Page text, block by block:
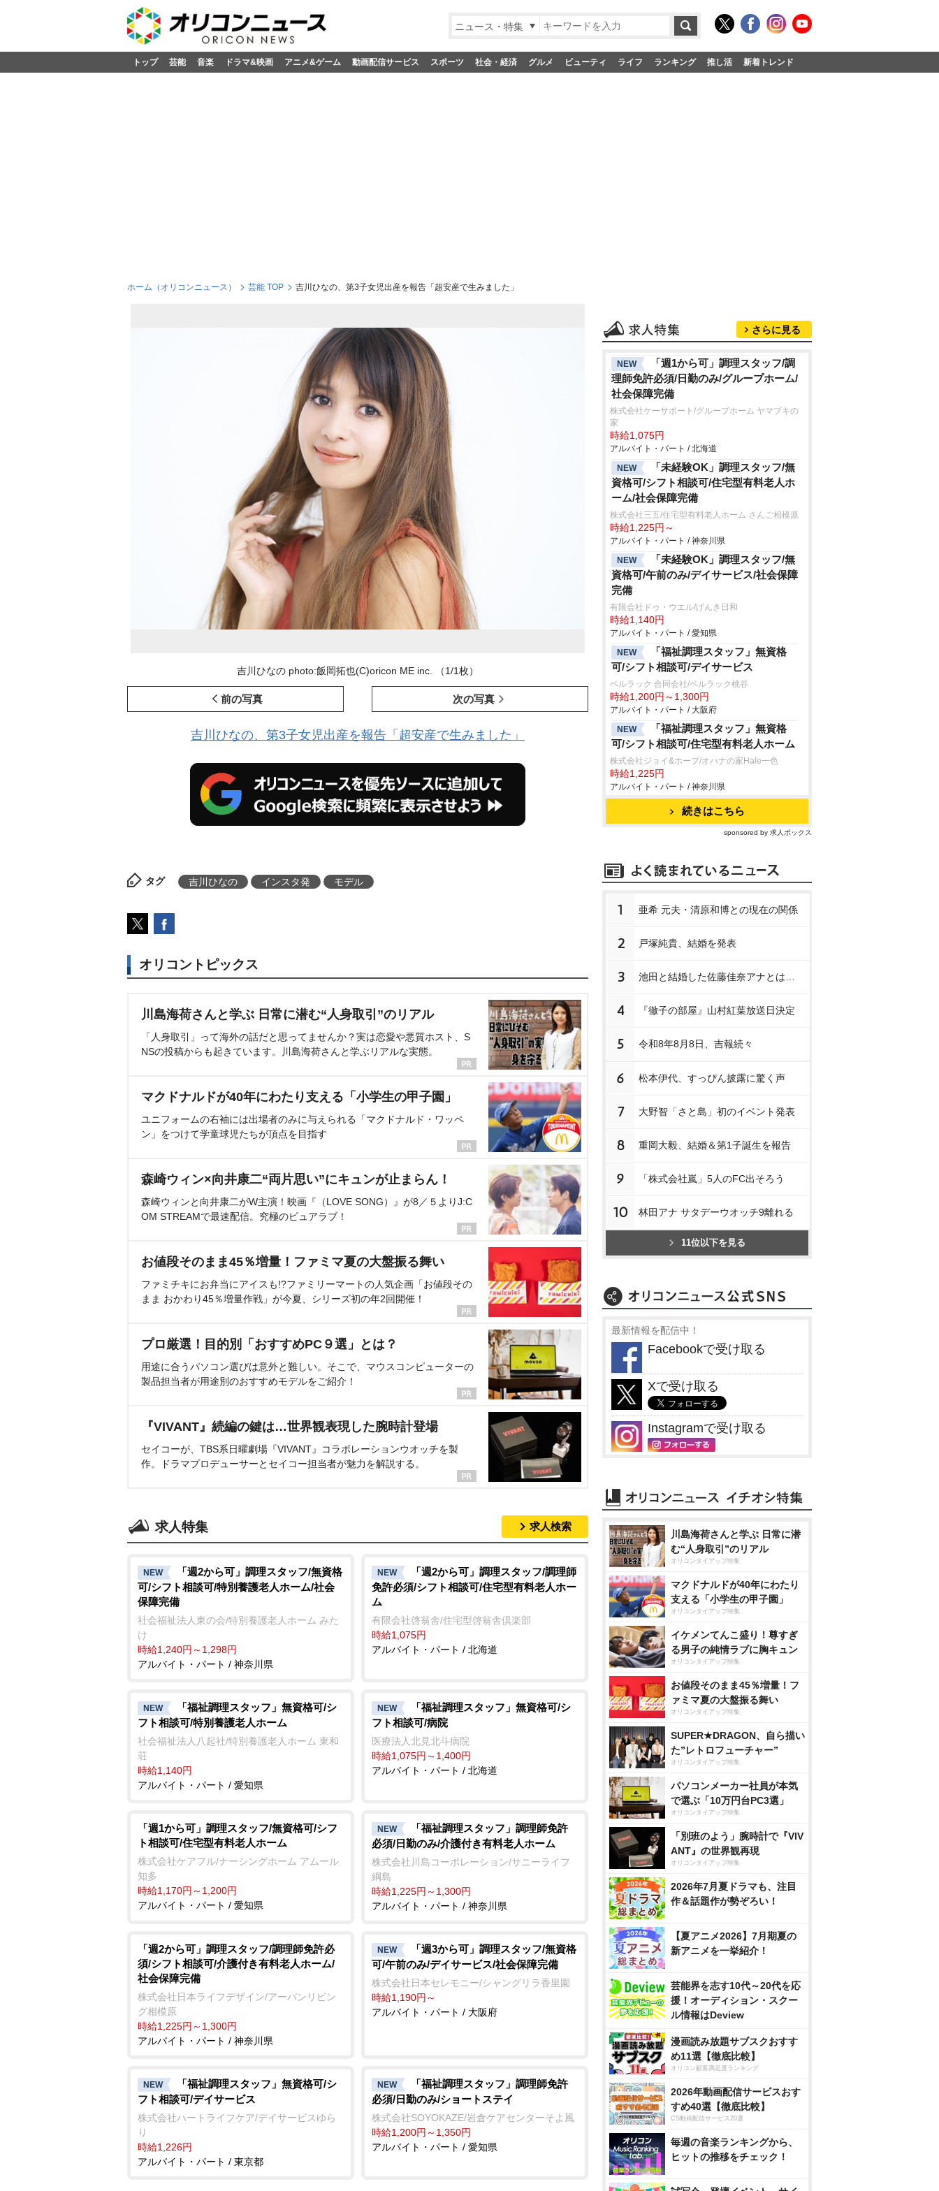
ニュース・特集
トップ 芸能 音楽 ドラマ&映画 アニメ&ゲーム 動画配信サービス スポーツ 社会・経済 グルメ ビューティ ライフ ランキング 推し活 新着トレンド
ホーム（オリコンニュース） 芸能 TOP 吉川ひなの、第3子女児出産を報告「超安産で生みました」
吉川ひなの photo:飯岡拓也(C)oricon ME inc. （1/1枚）
前の写真 次の写真
吉川ひなの、第3子女児出産を報告「超安産で生みました」
タグ 吉川ひなの インスタ発 モデル
オリコントピックス
川島海荷さんと学ぶ 日常に潜む“人身取引”のリアル
「人身取引」って海外の話だと思ってませんか？実は恋愛や悪質ホスト、S
NSの投稿からも起きています。川島海荷さんと学ぶリアルな実態。
マクドナルドが40年にわたり支える「小学生の甲子園」
ユニフォームの右袖には出場者のみに与えられる「マクドナルド・ワッペ
ン」をつけて学童球児たちが頂点を目指す
森崎ウィン×向井康二“両片思い”にキュンが止まらん！
森崎ウィンと向井康二がW主演！映画『（LOVE SONG）』が8／５よりJ:C
OM STREAMで最速配信。究極のピュアラブ！
お値段そのまま45％増量！ファミマ夏の大盤振る舞い
ファミチキにお弁当にアイスも!?ファミリーマートの人気企画「お値段その
まま おかわり45％増量作戦」が今夏、シリーズ初の年2回開催！
プロ厳選！目的別「おすすめPC９選」とは？
用途に合うパソコン選びは意外と難しい。そこで、マウスコンピューターの
製品担当者が用途別のおすすめモデルをご紹介！
『VIVANT』続編の鍵は…世界観表現した腕時計登場
セイコーが、TBS系日曜劇場『VIVANT』コラボレーションウオッチを製
作。ドラマプロデューサーとセイコー担当者が魅力を解説する。
求人特集 求人検索
NEW
「週2から可」調理スタッフ/無資格
可/シフト相談可/特別養護老人ホーム/社会
保障完備
社会福祉法人東の会/特別養護老人ホーム みた
け
時給1,240円～1,298円
アルバイト・パート / 神奈川県
NEW
「週2から可」調理スタッフ/調理師
免許必須/シフト相談可/住宅型有料老人ホー
ム
有限会社啓翁舎/住宅型啓翁舎倶楽部
時給1,075円
アルバイト・パート / 北海道
NEW
「福祉調理スタッフ」無資格可/シ
フト相談可/特別養護老人ホーム
社会福祉法人八起社/特別養護老人ホーム 東和
荘
時給1,140円
アルバイト・パート / 愛知県
NEW
「福祉調理スタッフ」無資格可/シ
フト相談可/病院
医療法人北見北斗病院
時給1,075円～1,400円
アルバイト・パート / 北海道
「週1から可」調理スタッフ/無資格可/シフ
ト相談可/住宅型有料老人ホーム
株式会社ケアフル/ナーシングホーム アムール
知多
時給1,170円～1,200円
アルバイト・パート / 愛知県
NEW
「福祉調理スタッフ」調理師免許
必須/日勤のみ/介護付き有料老人ホーム
株式会社川島コーポレーション/サニーライフ
綱島
時給1,225円～1,300円
アルバイト・パート / 神奈川県
「週2から可」調理スタッフ/調理師免許必
須/シフト相談可/介護付き有料老人ホーム/
社会保障完備
株式会社日本ライフデザイン/アーバンリビン
グ相模原
時給1,225円～1,300円
アルバイト・パート / 神奈川県
NEW
「週3から可」調理スタッフ/無資格
可/午前のみ/デイサービス/社会保障完備
株式会社日本セレモニー/シャングリラ香里園
時給1,190円～
アルバイト・パート / 大阪府
NEW
「福祉調理スタッフ」無資格可/シ
フト相談可/デイサービス
株式会社ハートライフケア/デイサービスゆら
り
時給1,226円
アルバイト・パート / 東京都
NEW
「福祉調理スタッフ」調理師免許
必須/日勤のみ/ショートステイ
株式会社SOYOKAZE/岩倉ケアセンターそよ風
時給1,200円～1,350円
アルバイト・パート / 愛知県
さらに見る
NEW
「週1から可」調理スタッフ/調
理師免許必須/日勤のみ/グループホーム/
社会保障完備
株式会社ケーサポート/グループホーム ヤマブキの
家
時給1,075円
アルバイト・パート / 北海道
NEW
「未経験OK」調理スタッフ/無
資格可/シフト相談可/住宅型有料老人ホ
ーム/社会保障完備
株式会社三五/住宅型有料老人ホーム さんご相模原
時給1,225円～
アルバイト・パート / 神奈川県
NEW
「未経験OK」調理スタッフ/無
資格可/午前のみ/デイサービス/社会保障
完備
有限会社ドゥ・ウエル/げんき日和
時給1,140円
アルバイト・パート / 愛知県
NEW
「福祉調理スタッフ」無資格
可/シフト相談可/デイサービス
ベルラック 合同会社/ベルラック桃谷
時給1,200円～1,300円
アルバイト・パート / 大阪府
NEW
「福祉調理スタッフ」無資格
可/シフト相談可/住宅型有料老人ホーム
株式会社ジョイ&ホープ/オハナの家Hale一色
時給1,225円
アルバイト・パート / 神奈川県
続きはこちら
sponsored by 求人ボックス
1 亜希 元夫・清原和博との現在の関係
2 戸塚純貴、結婚を発表
3 池田と結婚した佐藤佳奈アナとは…
4 『徹子の部屋』山村紅葉放送日決定
5 令和8年8月8日、吉報続々
6 松本伊代、すっぴん披露に驚く声
7 大野智「さと島」初のイベント発表
8 重岡大毅、結婚＆第1子誕生を報告
9 「株式会社嵐」5人のFC出そろう
10 林田アナ サタデーウオッチ9離れる
11位以下を見る
最新情報を配信中！
Facebookで受け取る
Xで受け取る
Instagramで受け取る
川島海荷さんと学ぶ 日常に潜
む“人身取引”のリアル
オリコンタイアップ特集
マクドナルドが40年にわたり
支える「小学生の甲子園」
オリコンタイアップ特集
イケメンてんこ盛り！尊すぎ
る男子の純情ラブに胸キュン
オリコンタイアップ特集
お値段そのまま45％増量！フ
ァミマ夏の大盤振る舞い
オリコンタイアップ特集
SUPER★DRAGON、自ら描い
た”レトロフューチャー”
オリコンタイアップ特集
パソコンメーカー社員が本気
で選ぶ「10万円台PC3選」
オリコンタイアップ特集
「別班のよう」腕時計で『VIV
ANT』の世界観再現
オリコンタイアップ特集
2026年7月夏ドラマも、注目
作＆話題作が勢ぞろい！
【夏アニメ2026】7月期夏の
新アニメを一挙紹介！
芸能界を志す10代～20代を応
援！オーディション・スクー
ル情報はDeview
漫画読み放題サブスクおすす
め11選【徹底比較】
オリコン顧客満足度ランキング
2026年動画配信サービスおす
すめ40選【徹底比較】
CS動画配信サービス20選
毎週の音楽ランキングから、
ヒットの推移をチェック！